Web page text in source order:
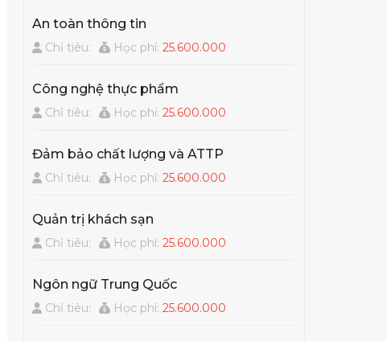
An toàn thông tin
Chỉ tiêu: Học phí:25.600.000
Công nghệ thực phẩm
Chỉ tiêu: Học phí:25.600.000
Đảm bảo chất lượng và ATTP
Chỉ tiêu: Học phí:25.600.000
Quản trị khách sạn
Chỉ tiêu: Học phí:25.600.000
Ngôn ngữ Trung Quốc
Chỉ tiêu: Học phí:25.600.000